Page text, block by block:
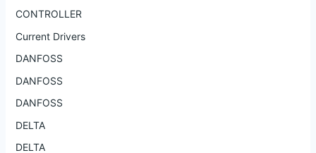
CONTROLLER
Current Drivers
DANFOSS
DANFOSS
DANFOSS
DELTA
DELTA